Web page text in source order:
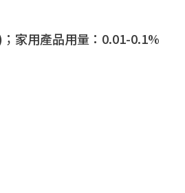
家用產品用量：0.01-0.1%